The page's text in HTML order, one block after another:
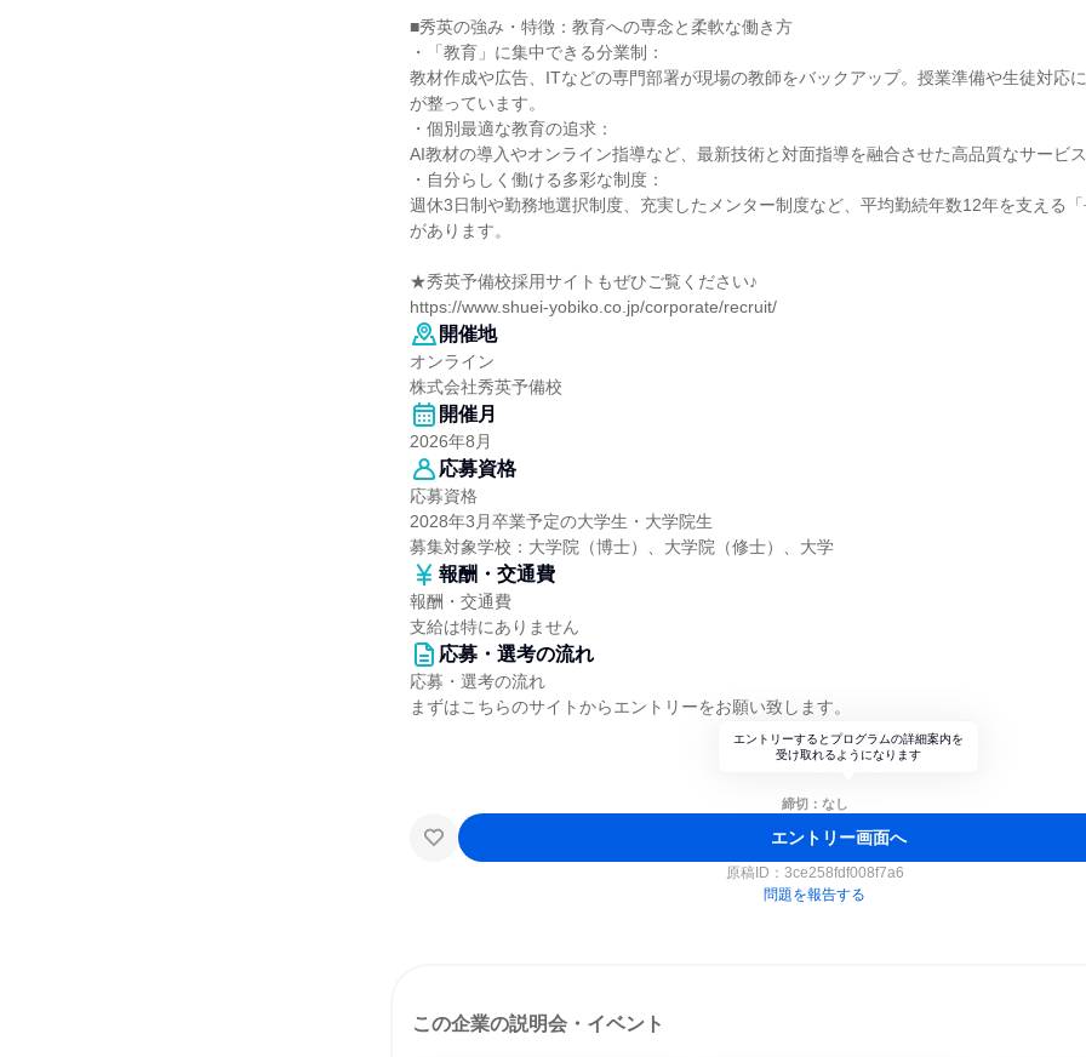
■秀英の強み・特徴：教育への専念と柔軟な働き方
・「教育」に集中できる分業制：
教材作成や広告、ITなどの専門部署が現場の教師をバックアップ。授業準備や生徒対応
が整っています。
・個別最適な教育の追求：
AI教材の導入やオンライン指導など、最新技術と対面指導を融合させた高品質なサービス
・自分らしく働ける多彩な制度：
週休3日制や勤務地選択制度、充実したメンター制度など、平均勤続年数12年を支える「
があります。
★秀英予備校採用サイトもぜひご覧ください♪
https://www.shuei-yobiko.co.jp/corporate/recruit/
開催地
オンライン
株式会社秀英予備校
開催月
2026年8月
応募資格
応募資格
2028年3月卒業予定の大学生・大学院生
募集対象学校：大学院（博士）、大学院（修士）、大学
報酬・交通費
報酬・交通費
支給は特にありません
応募・選考の流れ
応募・選考の流れ
まずはこちらのサイトからエントリーをお願い致します。
エントリーするとプログラムの詳細案内を
受け取れるようになります
締切：なし
エントリー画面へ
原稿ID： 3ce258fdf008f7a6
問題を報告する
この企業の説明会・イベント